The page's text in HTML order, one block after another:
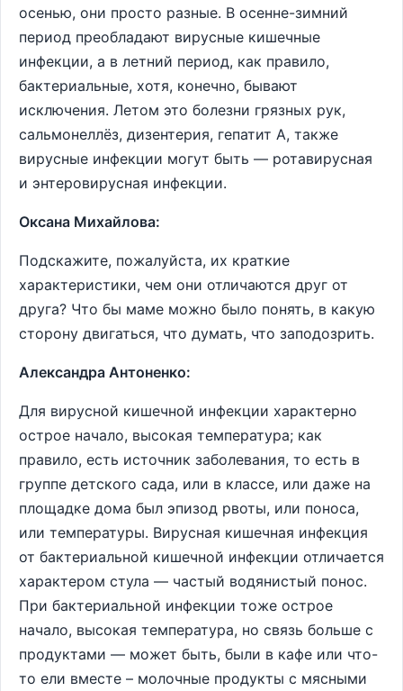
осенью, они просто разные. В осенне-зимний
период преобладают вирусные кишечные
инфекции, а в летний период, как правило,
бактериальные, хотя, конечно, бывают
исключения. Летом это болезни грязных рук,
сальмонеллёз, дизентерия, гепатит А, также
вирусные инфекции могут быть ― ротавирусная
и энтеровирусная инфекции.
Оксана Михайлова:
Подскажите, пожалуйста, их краткие
характеристики, чем они отличаются друг от
друга? Что бы маме можно было понять, в какую
сторону двигаться, что думать, что заподозрить.
Александра Антоненко:
Для вирусной кишечной инфекции характерно
острое начало, высокая температура; как
правило, есть источник заболевания, то есть в
группе детского сада, или в классе, или даже на
площадке дома был эпизод рвоты, или поноса,
или температуры. Вирусная кишечная инфекция
от бактериальной кишечной инфекции отличается
характером стула ― частый водянистый понос.
При бактериальной инфекции тоже острое
начало, высокая температура, но связь больше с
продуктами ― может быть, были в кафе или что-
то ели вместе – молочные продукты с мясными